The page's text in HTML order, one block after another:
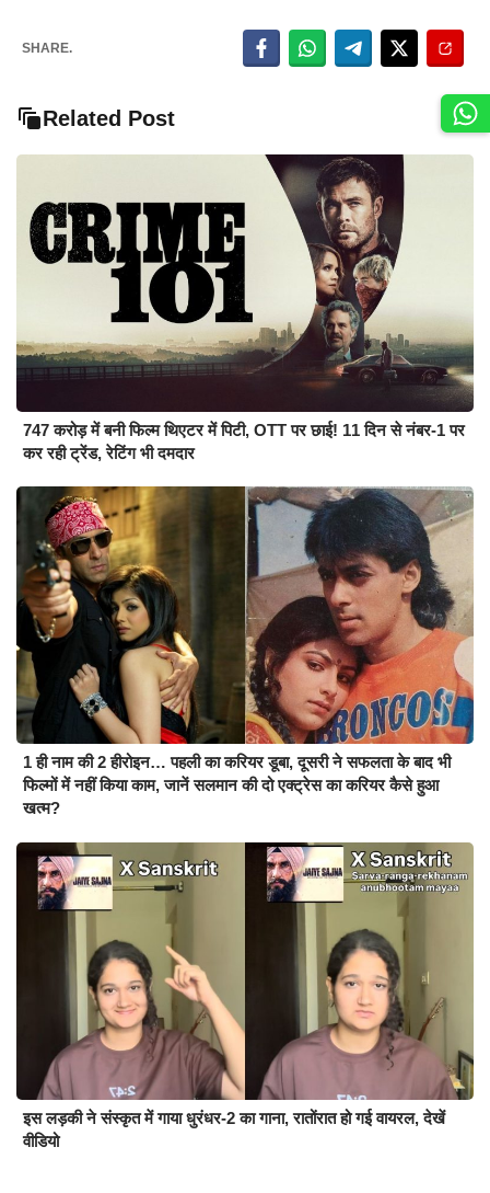
SHARE.
Related Post
747 करोड़ में बनी फिल्म थिएटर में पिटी, OTT पर छाई! 11 दिन से नंबर-1 पर
कर रही ट्रेंड, रेटिंग भी दमदार
1 ही नाम की 2 हीरोइन… पहली का करियर डूबा, दूसरी ने सफलता के बाद भी
फिल्मों में नहीं किया काम, जानें सलमान की दो एक्ट्रेस का करियर कैसे हुआ
खत्म?
इस लड़की ने संस्कृत में गाया धुरंधर-2 का गाना, रातोंरात हो गई वायरल, देखें
वीडियो